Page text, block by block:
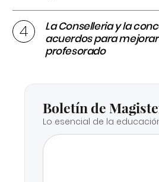
La Conselleria y la
acuerdos para
profesorado
Boletín de
Lo esencial de la